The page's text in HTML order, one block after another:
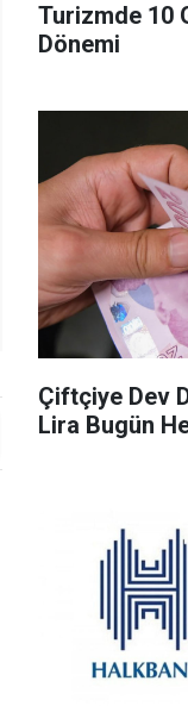
Turizmde 10
Dönemi
Çiftçiye Dev
Lira Bugün